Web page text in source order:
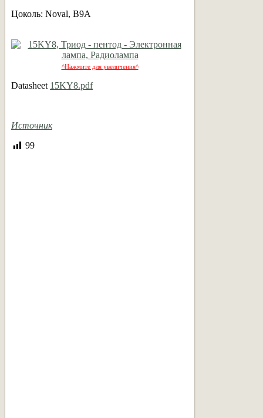
Цоколь: Noval, B9A
^Нажмите для увеличения^
Datasheet 15KY8.pdf
Источник
99